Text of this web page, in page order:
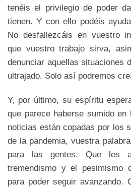
tenéis el privilegio de poder
tienen. Y con ello podéis
No desfallezcáis en vuestro
que vuestro trabajo sirva,
denunciar aquellas situaciones
ultrajado. Solo así podremos
Y, por último, su espíritu
que parece haberse sumido
noticias están copadas por los
de la pandemia, vuestra
para las gentes. Que les
tremendismo y el pesimismo
para poder seguir avanzando.